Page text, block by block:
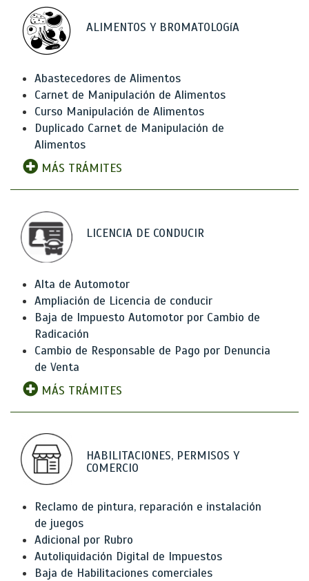
ALIMENTOS Y BROMATOLOGíA
Abastecedores de Alimentos
Carnet de Manipulación de Alimentos
Curso Manipulación de Alimentos
Duplicado Carnet de Manipulación de
Alimentos
MÁS TRÁMITES
LICENCIA DE CONDUCIR
Alta de Automotor
Ampliación de Licencia de conducir
Baja de Impuesto Automotor por Cambio de
Radicación
Cambio de Responsable de Pago por Denuncia
de Venta
MÁS TRÁMITES
HABILITACIONES, PERMISOS Y
COMERCIO
Reclamo de pintura, reparación e instalación
de juegos
Adicional por Rubro
Autoliquidación Digital de Impuestos
Baja de Habilitaciones comerciales